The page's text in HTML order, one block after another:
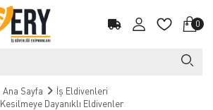
0
Ana Sayfa
İş Eldivenleri
Kesilmeye Dayanıklı Eldivenler